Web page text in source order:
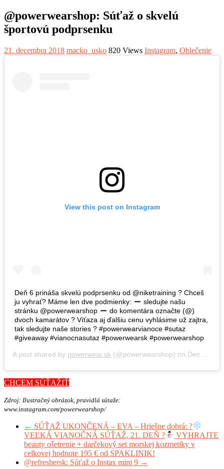
@powerwearshop: Súťaž o skvelú
športovú podprsenku
21. decembra 2018 macko_usko 820 Views Instagram, Oblečenie
View this post on Instagram
Deň 6 prináša skvelú podprsenku od @niketraining ? Chceš
ju vyhrať? Máme len dve podmienky:
sledujte našu
stránku @powerwearshop
do komentára označte (@)
dvoch kamarátov ? Víťaza aj ďalšiu cenu vyhlásime už zajtra,
tak sledujte naše stories ? #powerwearvianoce #sutaz
#giveaway #vianocnasutaz #powerwearsk #powerwearshop
A post shared by powerwear.sk (@powerwearshop) on Dec 21, 2018 at 1:31am PST
CHCEM SÚŤAŽIŤ
Zdroj: Ilustračný obrázok, pravidlá sútaže:
www.instagram.com/powerwearshop/
← SÚŤAŽ UKONČENÁ – EVA – Hriešne dobrá: ?
VEĽKÁ VIANOČNÁ SÚŤAŽ, 21. DEŇ ?
VYHRAJTE
beauty ošetrenie + darčekový set morskej kozmetiky v
celkovej hodnote 195 € od SPAKLINIK!
@refreshersk: Súťaž o Instax mini 9 →